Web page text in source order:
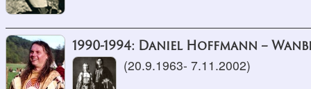
1990-1994: Daniel Hoffmann –
(20.9.1963- 7.11.2002)